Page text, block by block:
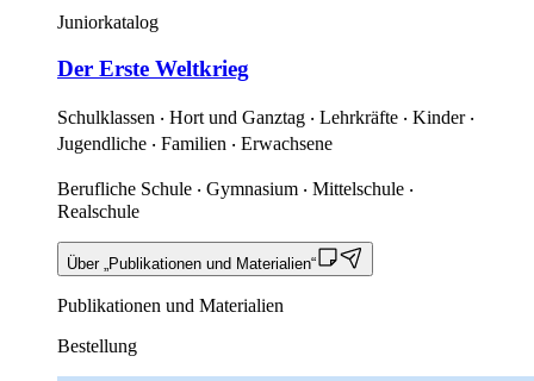
Juniorkatalog
Der Erste Weltkrieg
Schulklassen ‧ Hort und Ganztag ‧ Lehrkräfte ‧ Kinder ‧
Jugendliche ‧ Familien ‧ Erwachsene
Berufliche Schule ‧ Gymnasium ‧ Mittelschule ‧
Realschule
Über „Publikationen und Materialien“
Publikationen und Materialien
Bestellung